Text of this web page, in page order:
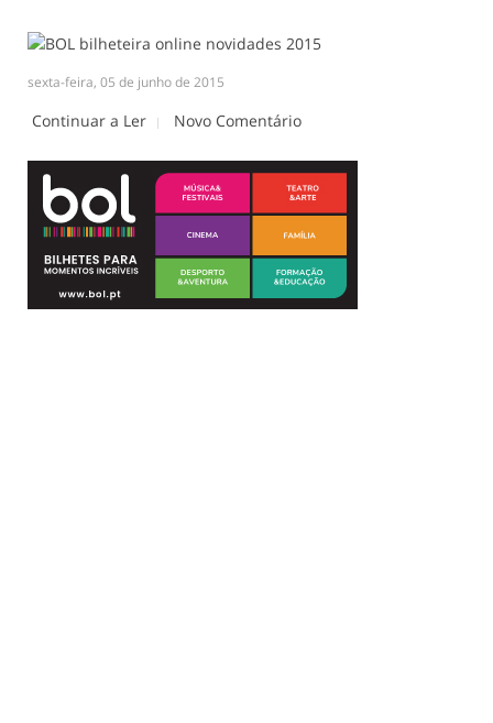
sexta-feira, 05 de junho de 2015
Continuar a Ler Novo Comentário